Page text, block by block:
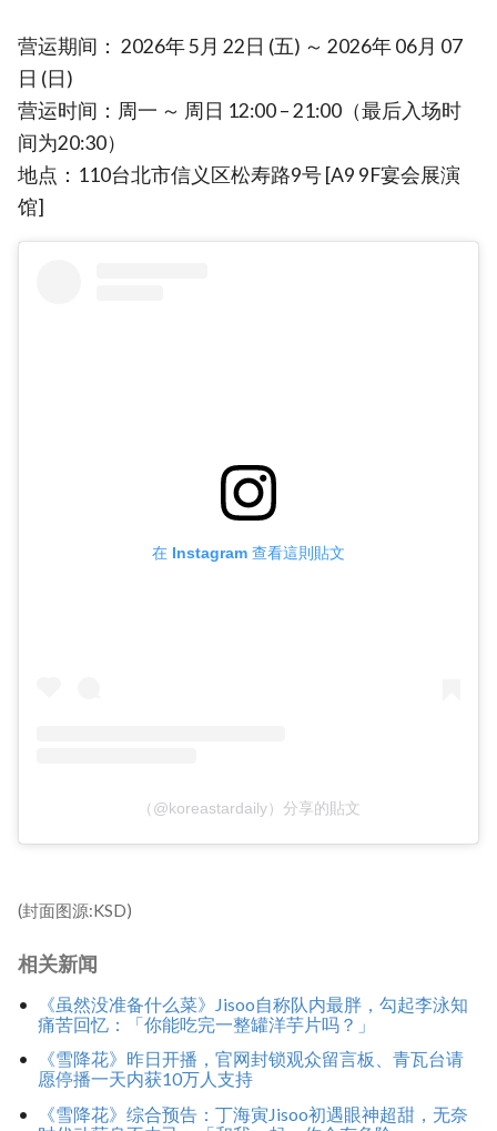
营运期间： 2026年 5月 22日 (五) ～ 2026年 06月 07
日 (日)
营运时间：周一 ～ 周日 12:00 – 21:00（最后入场时
间为20:30）
地点：110台北市信义区松寿路9号 [A9 9F宴会展演
馆]
在 Instagram 查看這則貼文
（@koreastardaily）分享的貼文
(封面图源:KSD)
相关新闻
《虽然没准备什么菜》Jisoo自称队内最胖，勾起李泳知
痛苦回忆：「你能吃完一整罐洋芋片吗？」
《雪降花》昨日开播，官网封锁观众留言板、青瓦台请
愿停播一天内获10万人支持
《雪降花》综合预告：丁海寅Jisoo初遇眼神超甜，无奈